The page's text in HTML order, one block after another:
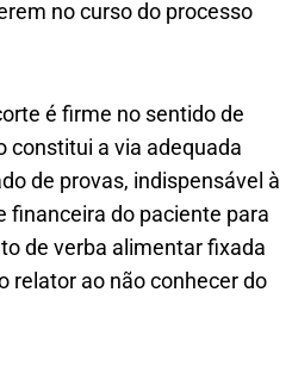
no curso do processo
é firme no sentido de
constitui a via adequada
de provas, indispensável à
financeira do paciente para
de verba alimentar fixada
relator ao não conhecer do